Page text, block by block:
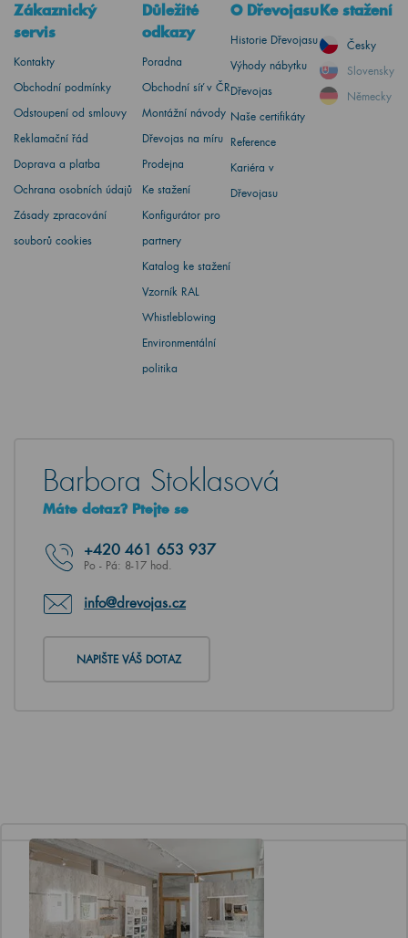
Zákaznický
servis
Kontakty
Obchodní podmínky
Odstoupení od smlouvy
Reklamační řád
Doprava a platba
Ochrana osobních údajů
Zásady zpracování
souborů cookies
Důležité
odkazy
Poradna
Obchodní síť v ČR
Montážní návody
Dřevojas na míru
Prodejna
Ke stažení
Konfigurátor pro
partnery
Katalog ke stažení
Vzorník RAL
Whistleblowing
Environmentální
politika
O Dřevojasu
Historie Dřevojasu
Výhody nábytku
Dřevojas
Naše certifikáty
Reference
Kariéra v
Dřevojasu
Ke stažení
Česky
Slovensky
Německy
Barbora Stoklasová
Máte dotaz? Ptejte se
+420 461 653 937
Po - Pá: 8-17 hod.
info@drevojas.cz
NAPIŠTE VÁŠ DOTAZ